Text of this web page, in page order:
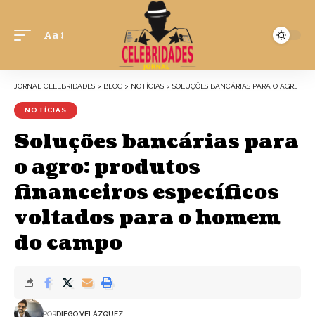
Aa
JORNAL CELEBRIDADES > BLOG > NOTÍCIAS > SOLUÇÕES BANCÁRIAS PARA O AGRO: PRODUTOS FINANCEIROS ESPECÍFICOS VOLTADOS PARA O HOMEM DO CAMPO
NOTÍCIAS
Soluções bancárias para
o agro: produtos
financeiros específicos
voltados para o homem
do campo
PORDIEGO VELÁZQUEZ